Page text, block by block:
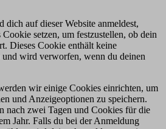
dich auf dieser Website anmeldest,
setzen, um festzustellen, ob dein
Dieses Cookie enthält keine
und wird verworfen, wenn du deinen
wir einige Cookies einrichten, um
und Anzeigeoptionen zu speichern.
nach zwei Tagen und Cookies für die
Jahr. Falls du bei der Anmeldung